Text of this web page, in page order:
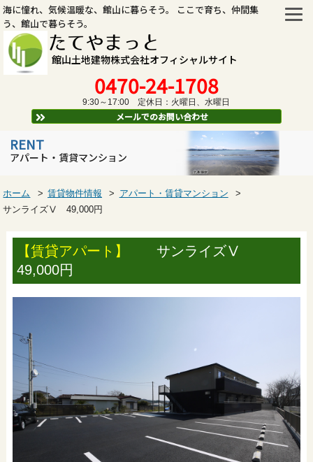
海に憧れ、気候温暖な、館山に暮らそう。 ここで育ち、仲間集
う、館山で暮らそう。
館山土地建物株式会社オフィシャルサイト
0470-24-1708
9:30～17:00 定休日：火曜日、水曜日
メールでのお問い合わせ
RENT
アパート・賃貸マンション
ホーム 賃貸物件情報
アパート・賃貸マンション
サンライズⅤ 49,000円
【賃貸アパート】
サンライズⅤ
49,000円